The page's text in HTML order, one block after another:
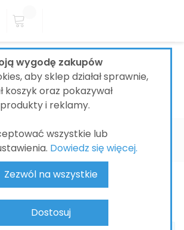
wygodę zakupów
aby sklep działał sprawnie,
koszyk oraz pokazywał
i reklamy.
wszystkie lub
Dowiedz się więcej.
Zezwól na wszystkie
Dostosuj
BATERIE ŁAZIENKOWE